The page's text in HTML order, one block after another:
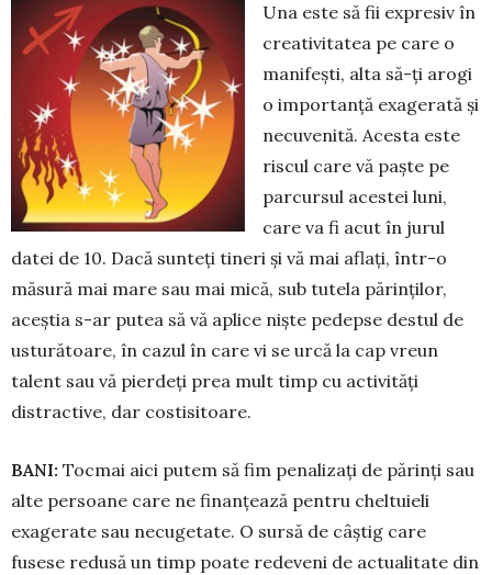
Una este să fii expresiv în
creativitatea pe care o
manifești, alta să-ți arogi
o im­portanță exagerată și
necuvenită. Acesta este
ris­cul care vă paște pe
parcursul acestei luni,
care va fi acut în jurul
datei de 10. Dacă sunteți tineri și vă mai aflați, într-o
măsură mai mare sau mai mică, sub tutela părinților,
aceștia s-ar putea să vă aplice niște pedepse destul de
usturătoare, în ca­zul în care vi se urcă la cap vreun
talent sau vă pierdeți prea mult timp cu activități
distractive, dar costisitoare.
BANI: Tocmai aici putem să fim penalizați de părinți sau
alte persoane care ne fi­nanțează pentru cheltuieli
exagerate sau necu­getate. O sursă de câștig care
fusese redusă un timp poate redeveni de actualitate din